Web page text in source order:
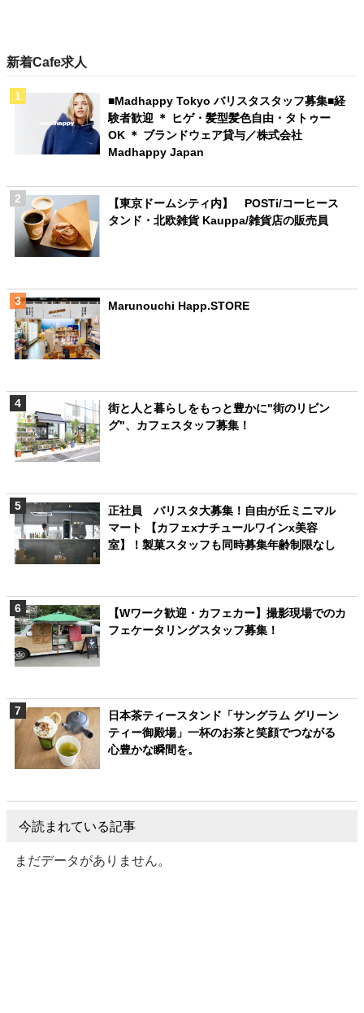
新着Cafe求人
■Madhappy Tokyo バリスタスタッフ募集■経
験者歓迎 ＊ ヒゲ・髪型髪色自由・タトゥー
OK ＊ ブランドウェア貸与／株式会社
Madhappy Japan
【東京ドームシティ内】 POSTi/コーヒース
タンド・北欧雑貨 Kauppa/雑貨店の販売員
Marunouchi Happ.STORE
街と人と暮らしをもっと豊かに"街のリビン
グ"、カフェスタッフ募集！
正社員 バリスタ大募集！自由が丘ミニマル
マート 【カフェxナチュールワインx美容
室】！製菓スタッフも同時募集年齢制限なし
【Wワーク歓迎・カフェカー】撮影現場でのカ
フェケータリングスタッフ募集！
日本茶ティースタンド「サングラム グリーン
ティー御殿場」一杯のお茶と笑顔でつながる
心豊かな瞬間を。
今読まれている記事
まだデータがありません。